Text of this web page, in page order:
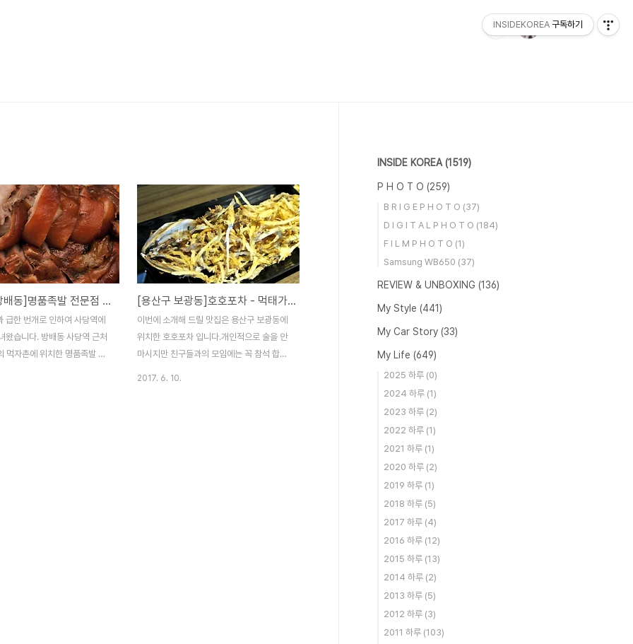
[서초구 방배동]명품족발 전문점 여진족~
급한 번개로 인하여 사당역에
왔습니다. 방배동 사당역 근처
먹자촌에 위치한 명품족발 전
[용산구 보광동]호호포차 - 먹태가 맛있는...
이번에 소개해 드릴 맛집은 용산구 보광동에
위치한 호호포차 입니다.개인적으로 술을 안
마시지만 친구들과의 모임에는 꼭 참석 합니
2017. 6. 10.
INSIDE KOREA (1519)
P H O T O (259)
B R I G E P H O T O (37)
D I G I T A L P H O T O (184)
F I L M P H O T O (1)
Samsung WB650 (37)
REVIEW & UNBOXING (136)
My Style (441)
My Car Story (33)
My Life (649)
2025 하루 (0)
2024 하루 (1)
2023 하루 (2)
2022 하루 (1)
2021 하루 (1)
2020 하루 (2)
2019 하루 (1)
2018 하루 (5)
2017 하루 (4)
2016 하루 (12)
2015 하루 (13)
2014 하루 (2)
2013 하루 (5)
2012 하루 (3)
2011 하루 (103)
INSIDEKOREA 구독하기